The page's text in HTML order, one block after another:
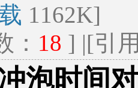
1162K]
： 18 ] |[引
泡时间